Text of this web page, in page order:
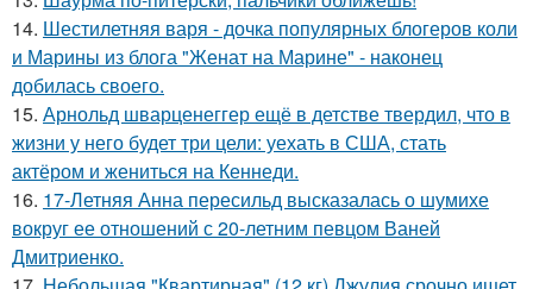
14. Шестилетняя варя - дочка популярных блогеров коли
и Марины из блога "Женат на Марине" - наконец
добилась своего.
15. Арнольд шварценеггер ещё в детстве твердил, что в
жизни у него будет три цели: уехать в США, стать
актёром и жениться на Кеннеди.
16. 17-Летняя Анна пересильд высказалась о шумихе
вокруг ее отношений с 20-летним певцом Ваней
Дмитриенко.